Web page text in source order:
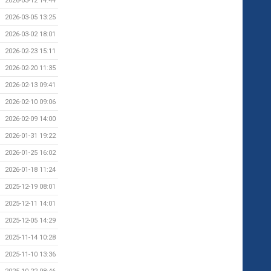
2026-03-05 13:25
2026-03-02 18:01
2026-02-23 15:11
2026-02-20 11:35
2026-02-13 09:41
2026-02-10 09:06
2026-02-09 14:00
2026-01-31 19:22
2026-01-25 16:02
2026-01-18 11:24
2025-12-19 08:01
2025-12-11 14:01
2025-12-05 14:29
2025-11-14 10:28
2025-11-10 13:36